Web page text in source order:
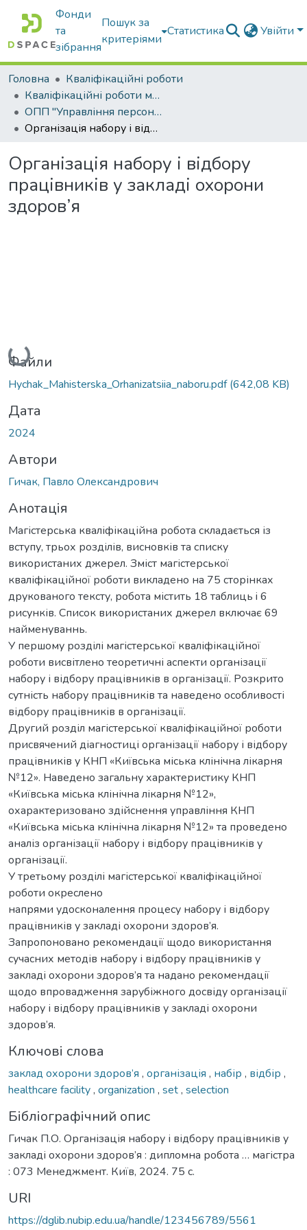
Фонди
та
зібрання
Пошук за
критеріями
Статистика Увійти
Головна
Кваліфікаційні роботи
Кваліфікаційні роботи магістрів
ОПП "Управління персоналом"
Організація набору і відбору працівників у закладі охорони здоров’я
Організація набору і відбору
працівників у закладі охорони
здоров’я
Вантажиться...
Файли
Hychak_Mahisterska_Orhanizatsiia_naboru.pdf(642,08 KB)
Дата
2024
Автори
Гичак, Павло Олександрович
Анотація
Магістерська кваліфікаційна робота складається із
вступу, трьох розділів, висновків та списку
використаних джерел. Зміст магістерської
кваліфікаційної роботи викладено на 75 сторінках
друкованого тексту, робота містить 18 таблиць i 6
рисунків. Список використаних джерел включає 69
найменуваннь.
У першому розділі магістерської кваліфікаційної
роботи висвітлено теоретичні аспекти організації
набору і відбору працівників в організації. Розкрито
сутність набору працівників та наведено особливості
відбору працівників в організації.
Другий розділ магістерської кваліфікаційної роботи
присвячений діагностиці організації набору і відбору
працівників у КНП «Київська міська клінічна лікарня
№12». Наведено загальну характеристику КНП
«Київська міська клінічна лікарня №12»,
охарактеризовано здійснення управління КНП
«Київська міська клінічна лікарня №12» та проведено
аналіз організації набору і відбору працівників у
організації.
У третьому розділі магістерської кваліфікаційної
роботи окреслено
напрями удосконалення процесу набору і відбору
працівників у закладі охорони здоров’я.
Запропоновано рекомендації щодо використання
сучасних методів набору і відбору працівників у
закладі охорони здоров’я та надано рекомендації
щодо впровадження зарубіжного досвіду організації
набору і відбору працівників у закладі охорони
здоров’я.
Ключові слова
заклад охорони здоров’я , організація , набір , відбір ,
healthcare facility, organization , set, selection
Бібліографічний опис
Гичак П.О. Організація набору і відбору працівників у
закладі охорони здоров’я : дипломна робота … магістра
: 073 Менеджмент. Київ, 2024. 75 с.
URI
https://dglib.nubip.edu.ua/handle/123456789/5561